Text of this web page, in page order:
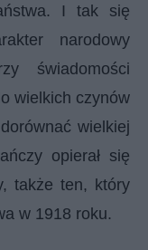
I tak się
narodowy
świadomości
wielkich czynów
wielkiej
opierał się
także ten, który
w 1918 roku.